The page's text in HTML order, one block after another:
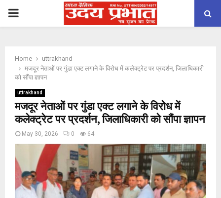
PRIMARY
Home
uttrakhand
मजदूर नेताओं पर गुंडा एक्ट लगाने के विरोध में कलेक्ट्रेट पर प्रदर्शन, जिलाधिकारी
को सौंपा ज्ञापन
uttrakhand
मजदूर नेताओं पर गुंडा एक्ट लगाने के विरोध में
कलेक्ट्रेट पर प्रदर्शन, जिलाधिकारी को सौंपा ज्ञापन
May 30, 2026 0 64